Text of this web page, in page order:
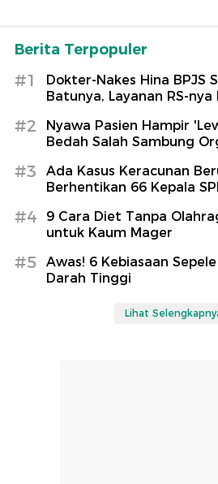
Berita Terpopuler
#1
Dokter-Nakes Hina BPJS
Batunya, Layanan RS-
#2
Nyawa Pasien Hampir
Bedah Salah Sambung
#3
Ada Kasus Keracunan
Berhentikan 66 Kepala
#4
9 Cara Diet Tanpa
untuk Kaum Mager
#5
Awas! 6 Kebiasaan
Darah Tinggi
Lihat